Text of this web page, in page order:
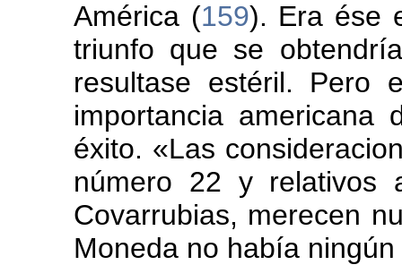
América (159). Era ése
triunfo que se
resultase estéril. Pero
importancia
éxito. «Las
número 22 y relativos
Covarrubias, merecen
Moneda no había